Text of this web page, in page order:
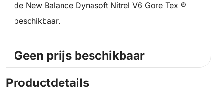
de New Balance Dynasoft Nitrel V6 Gore Tex ®
beschikbaar.
Geen prijs beschikbaar
Productdetails